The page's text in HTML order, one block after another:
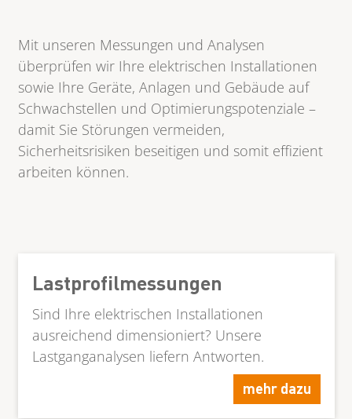
Mit unseren Messungen und Analysen
überprüfen wir Ihre elektrischen Installationen
sowie Ihre Geräte, Anlagen und Gebäude auf
Schwachstellen und Optimierungspotenziale –
damit Sie Störungen vermeiden,
Sicherheitsrisiken beseitigen und somit effizient
arbeiten können.
Lastprofilmessungen
Sind Ihre elektrischen Installationen
ausreichend dimensioniert? Unsere
Lastganganalysen liefern Antworten.
mehr dazu